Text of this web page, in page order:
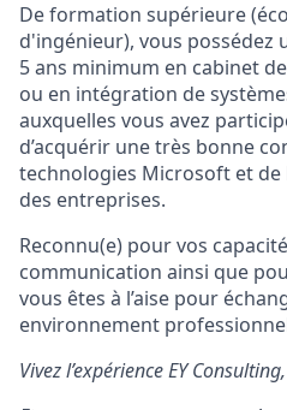
De formation supérieure
d'ingénieur), vous possédez
5 ans minimum en cabinet
ou en intégration de
auxquelles vous avez
d’acquérir une très bonne
technologies Microsoft et
des entreprises.
Reconnu(e) pour vos
communication ainsi que
vous êtes à l’aise pour
environnement
Vivez l’expérience EY